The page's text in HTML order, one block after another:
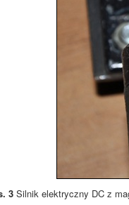
3 Silnik elektryczny DC z